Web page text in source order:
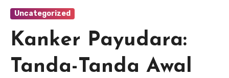
Uncategorized
Kanker Payudara:
Tanda-Tanda Awal